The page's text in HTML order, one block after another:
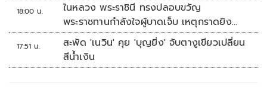
18:00 น.
ในหลวง พระราชินี ทรงปลอบขวัญ
พระราชทานกำลังใจผู้บาดเจ็บ เหตุกราดยิง
รร.เทพศิรินทร์นนทบุรี
17:51 น.
สะพัด 'เนวิน' คุย 'บุญยิ่ง' จับตางูเขียวเปลี่ยน
สีน้ำเงิน